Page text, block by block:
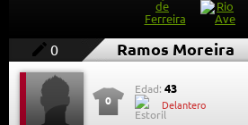
0 Ramos Moreira
0
Edad: 43
Delantero